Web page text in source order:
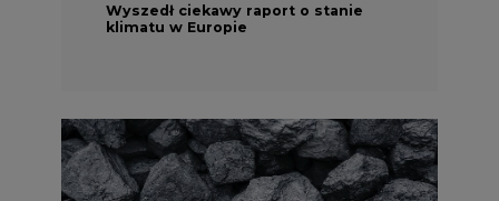
Wyszedł ciekawy raport o stanie
klimatu w Europie